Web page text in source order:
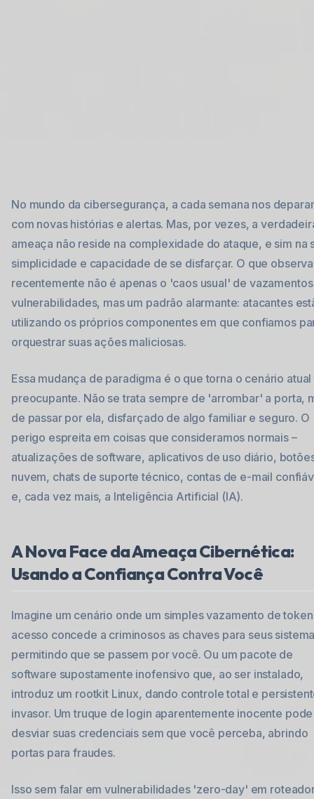
No mundo da cibersegurança, a cada semana nos
com novas histórias e alertas. Mas, por vezes, a
ameaça não reside na complexidade do ataque, e sim na
simplicidade e capacidade de se disfarçar. O que
recentemente não é apenas o 'caos usual' de
vulnerabilidades, mas um padrão alarmante: atacantes
utilizando os próprios componentes em que confiamos
orquestrar suas ações maliciosas.
Essa mudança de paradigma é o que torna o cenário atual
preocupante. Não se trata sempre de 'arrombar' a porta,
de passar por ela, disfarçado de algo familiar e seguro. O
perigo espreita em coisas que consideramos normais –
atualizações de software, aplicativos de uso diário,
nuvem, chats de suporte técnico, contas de e-mail
e, cada vez mais, a Inteligência Artificial (IA).
A Nova Face da Ameaça Cibernética:
Usando a Confiança Contra Você
Imagine um cenário onde um simples vazamento de
acesso concede a criminosos as chaves para seus
permitindo que se passem por você. Ou um pacote de
software supostamente inofensivo que, ao ser instalado,
introduz um rootkit Linux, dando controle total e
invasor. Um truque de login aparentemente inocente pode
desviar suas credenciais sem que você perceba, abrindo
portas para fraudes.
Isso sem falar em vulnerabilidades 'zero-day' em